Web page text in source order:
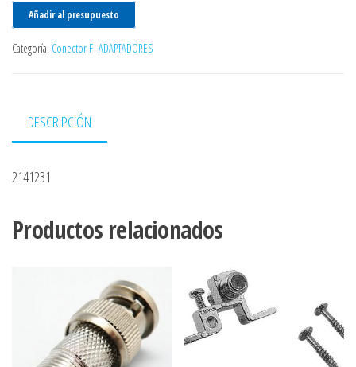
Añadir al presupuesto
Categoría: Conector F- ADAPTADORES
DESCRIPCIÓN
2141231
Productos relacionados